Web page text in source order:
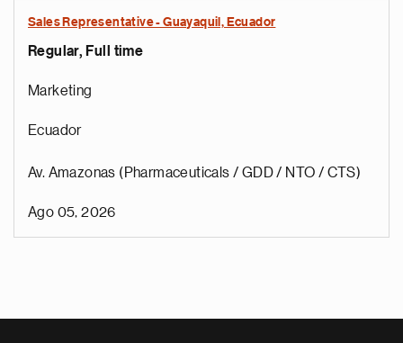
Sales Representative - Guayaquil, Ecuador
Regular, Full time
Marketing
Ecuador
Av. Amazonas (Pharmaceuticals / GDD / NTO / CTS)
Ago 05, 2026